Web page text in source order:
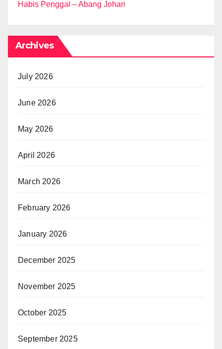
Habis Penggal – Abang Johari
Archives
July 2026
June 2026
May 2026
April 2026
March 2026
February 2026
January 2026
December 2025
November 2025
October 2025
September 2025